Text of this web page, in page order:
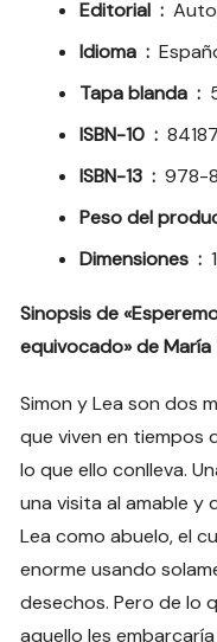
Editorial ‏ : ‎
Idioma ‏ : ‎
Tapa blanda ‏ : ‎
ISBN-10 ‏ : ‎
ISBN-13 ‏ : ‎978-
Dimensiones ‏ : ‎
Sinopsis de «
equivocado» de María
Simon y Lea son dos
que viven en tiempos
lo que ello conlleva.
una visita al amable y
Lea como abuelo, el
enorme usando
desechos. Pero de lo
aquello les